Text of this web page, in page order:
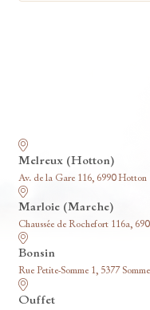
Melreux (Hotton)
Av. de la Gare 116, 6990 Hotton
Marloie (Marche)
Chaussée de Rochefort 116a,
Bonsin
Rue Petite-Somme 1, 5377
Ouffet